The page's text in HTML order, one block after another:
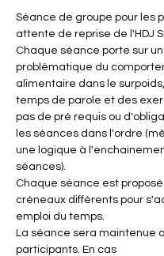
Séance de groupe pour les
attente de reprise de l'HDJ
Chaque séance porte sur
problématique du
alimentaire dans le
temps de parole et des
pas de pré requis ou
les séances dans l'ordre
une logique à
séances).
Chaque séance est
créneaux différents pour
emploi du temps.
La séance sera maintenue
participants. En cas